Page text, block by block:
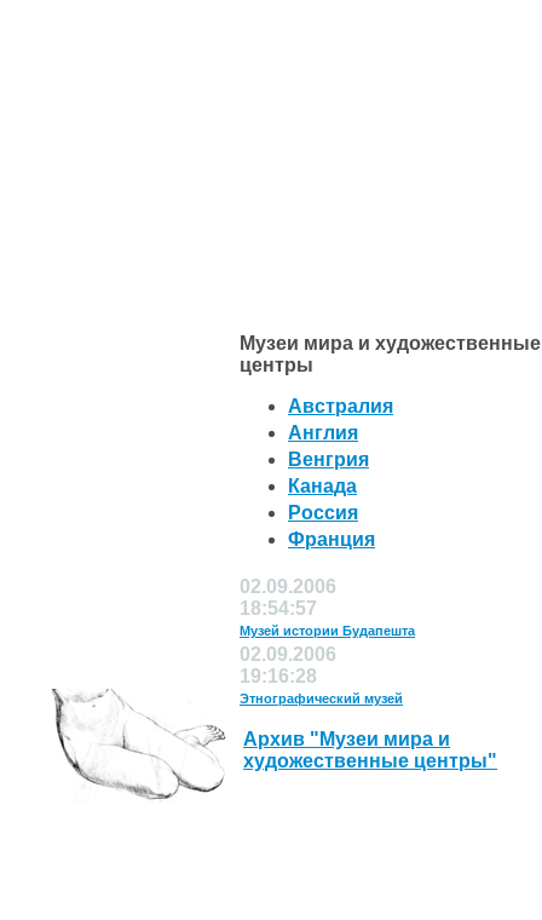
Музеи мира и художественные
центры
Австралия
Англия
Венгрия
Канада
Россия
Франция
02.09.2006
18:54:57
Музей истории Будапешта
02.09.2006
19:16:28
Этнографический музей
Архив "Музеи мира и
художественные центры"